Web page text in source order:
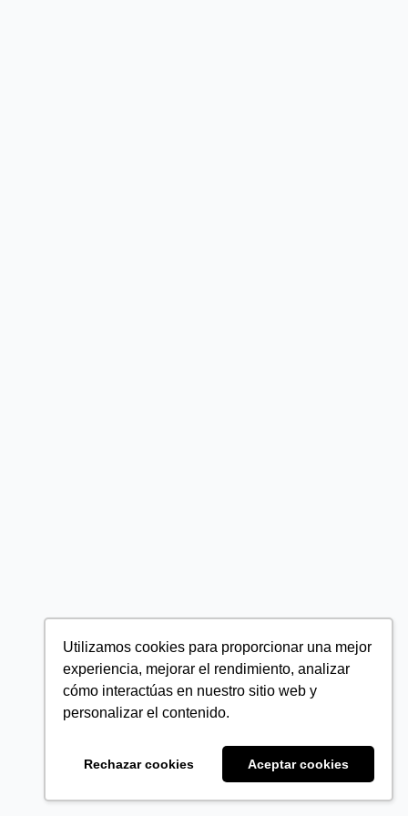
Utilizamos cookies para proporcionar una mejor
experiencia, mejorar el rendimiento, analizar
cómo interactúas en nuestro sitio web y
personalizar el contenido.
Rechazar cookies Aceptar cookies